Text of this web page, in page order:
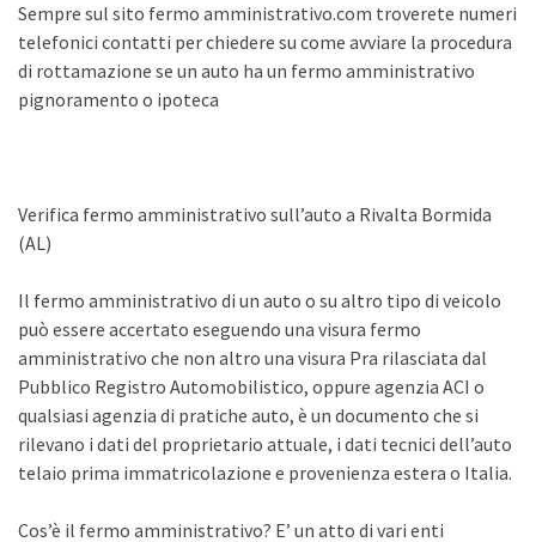
Sempre sul sito fermo amministrativo.com troverete numeri
telefonici contatti per chiedere su come avviare la procedura
di rottamazione se un auto ha un fermo amministrativo
pignoramento o ipoteca
Verifica fermo amministrativo sull’auto a Rivalta Bormida
(AL)
Il fermo amministrativo di un auto o su altro tipo di veicolo
può essere accertato eseguendo una visura fermo
amministrativo che non altro una visura Pra rilasciata dal
Pubblico Registro Automobilistico, oppure agenzia ACI o
qualsiasi agenzia di pratiche auto, è un documento che si
rilevano i dati del proprietario attuale, i dati tecnici dell’auto
telaio prima immatricolazione e provenienza estera o Italia.
Cos’è il fermo amministrativo? E’ un atto di vari enti